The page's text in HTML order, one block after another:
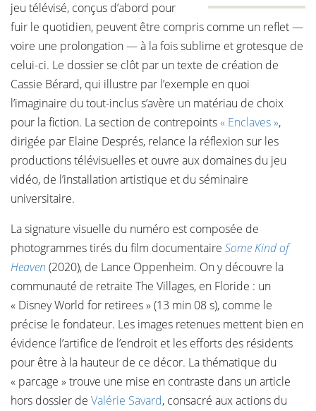
jeu télévisé, conçus d’abord pour
fuir le quotidien, peuvent être compris comme un reflet —
voire une prolongation — à la fois sublime et grotesque de
celui-ci. Le dossier se clôt par un texte de création de
Cassie Bérard, qui illustre par l’exemple en quoi
l’imaginaire du tout-inclus s’avère un matériau de choix
pour la fiction. La section de contrepoints« Enclaves »,
dirigée par Elaine Després, relance la réflexion sur les
productions télévisuelles et ouvre aux domaines du jeu
vidéo, de l’installation artistique et du séminaire
universitaire.
La signature visuelle du numéro est composée de
photogrammes tirés du film documentaire Some Kind of
Heaven (2020), de Lance Oppenheim. On y découvre la
communauté de retraite The Villages, en Floride : un
« Disney World for retirees » (13 min 08 s), comme le
précise le fondateur. Les images retenues mettent bien en
évidence l’artifice de l’endroit et les efforts des résidents
pour être à la hauteur de ce décor. La thématique du
« parcage » trouve une mise en contraste dans un article
hors dossier de Valérie Savard, consacré aux actions du